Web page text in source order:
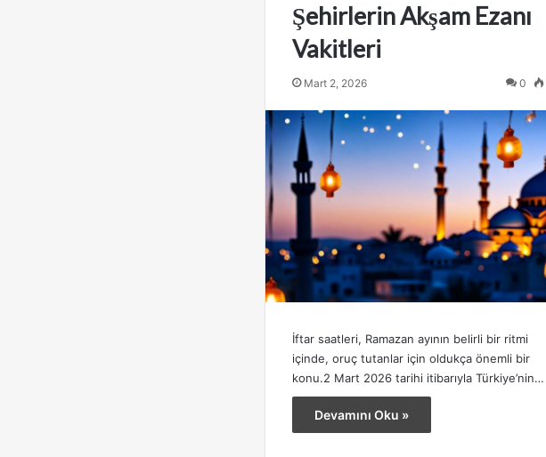
Şehirlerin Akşam Ezanı
Vakitleri
Mart 2, 2026 0
İftar saatleri, Ramazan ayının belirli bir ritmi
içinde, oruç tutanlar için oldukça önemli bir
konu.2 Mart 2026 tarihi itibarıyla Türkiye’nin…
Devamını Oku »